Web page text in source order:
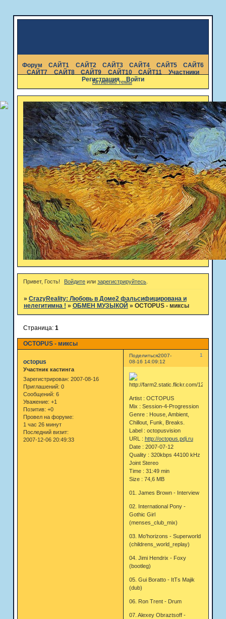
Форум САЙТ1 САЙТ2 САЙТ3 САЙТ4 САЙТ5
САЙТ6
САЙТ7
САЙТ8 САЙТ9 САЙТ10 САЙТ11
Участники
Регистрация
Войти
Активные темы
Привет, Гость! Войдите илизарегистрируйтесь
» CrazyReality: Любовь в Доме2 фальсифицирована и
нелегитимна ! » ОБМЕН МУЗЫКОЙ » OCTOPUS - миксы
OCTOPUS - миксы
Страница: 1
Поделиться 1
2007-
08-16 14:09:12
octopus
Участник кастинга
Зарегистрирован: 2007-08-16
Приглашений: 0
Сообщений: 6
Уважение: +1
Позитив: +0
Провел на форуме:
1 час 26 минут
Последний визит:
2007-12-06 20:49:33
Artist : OCTOPUS
Mix : Session-4-Progression
Genre : House, Ambient,
Chillout, Funk, Breaks.
Label : octopusvision
URL : http://octopus.pdj.ru
Date : 2007-07-12
Quality : 320kbps 44100 kHz
Joint Stereo
Time : 31:49 min
Size : 74,6 MB
01. James Brown - Interview
02. International Pony -
Gothic Girl
(menses_club_mix)
03. Mo'horizons - Superworld
(childrens_world_replay)
04. Jimi Hendrix - Foxy
(bootleg)
05. Gui Boratto - ItТs Majik
(dub)
06. Ron Trent - Drum
07. Alexey Obraztsoff -